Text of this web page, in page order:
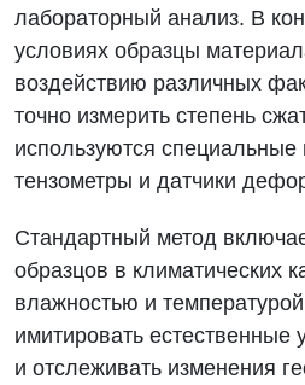
лабораторный анализ. В
условиях образцы
воздействию различных
точно измерить степень
используются специальные
тензометры и датчики
Стандартный метод
образцов в климатических
влажностью и
имитировать естественные
и отслеживать изменения